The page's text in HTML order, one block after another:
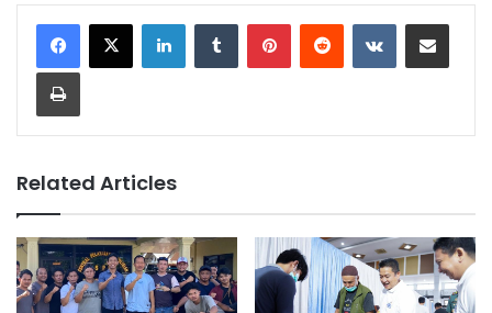
LinkedInTumblr PinterestReddit VKontakteShare via Email
Print
Related Articles